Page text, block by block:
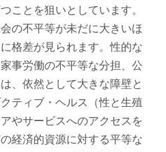
ことを狙いとしています。
の不平等が未だに大きいほ
格差が見られます。性的な
事労働の不平等な分担、公
、依然として大きな障壁と
ティブ・ヘルス（性と生殖
やサービスへのアクセスを
経済的資源に対する平等な